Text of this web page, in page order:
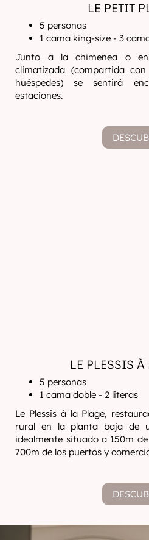
LE PETIT
5 personas
1 cama king-size - 3
Junto a la chimenea o
climatizada (compartida
huéspedes) se sentirá
estaciones.
LE PLESSIS À
5 personas
1 cama doble - 2 literas
Le Plessis à la Plage,
rural en la planta baja de
idealmente situado a 150m
700m de los puertos y